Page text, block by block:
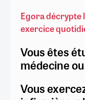
Egora décrypte
exercice
Vous êtes
médecine
Vous